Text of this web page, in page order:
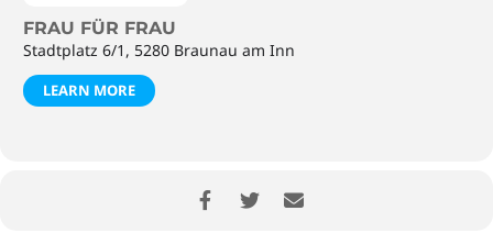
FRAU FÜR FRAU
Stadtplatz 6/1, 5280 Braunau am Inn
LEARN MORE